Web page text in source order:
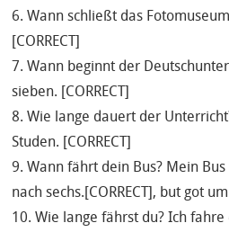
6. Wann schließt das
[CORRECT]
7. Wann beginnt der
sieben. [CORRECT]
8. Wie lange dauert der
Studen. [CORRECT]
9. Wann fährt dein Bus? Mein
nach sechs.[CORRECT], but got
10. Wie lange fährst du? Ich fahre